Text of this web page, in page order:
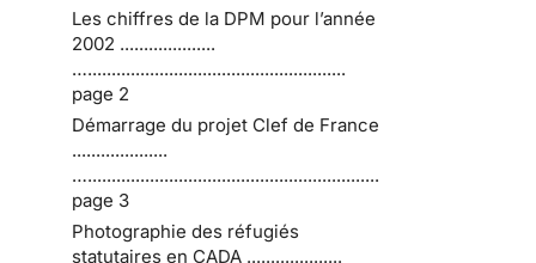
Les chiffres de la DPM pour l’année
2002 ....................
…......................................................
page 2
Démarrage du projet Clef de France
....................
….............................................................
page 3
Photographie des réfugiés
statutaires en CADA ....................